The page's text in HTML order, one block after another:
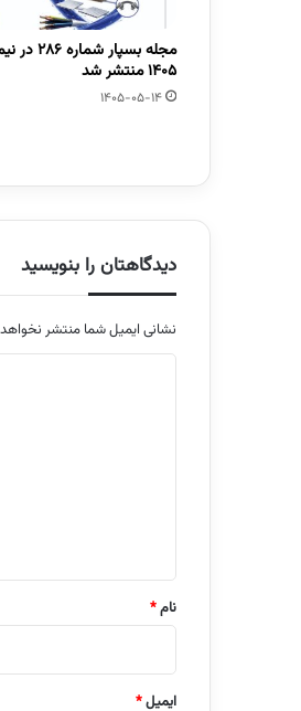
مجله بسپار
1405 منتشر شد
1405-05-14
دیدگاهتان را بنویسید
نشانی ایمیل شما منتشر
نام*
ایمیل*